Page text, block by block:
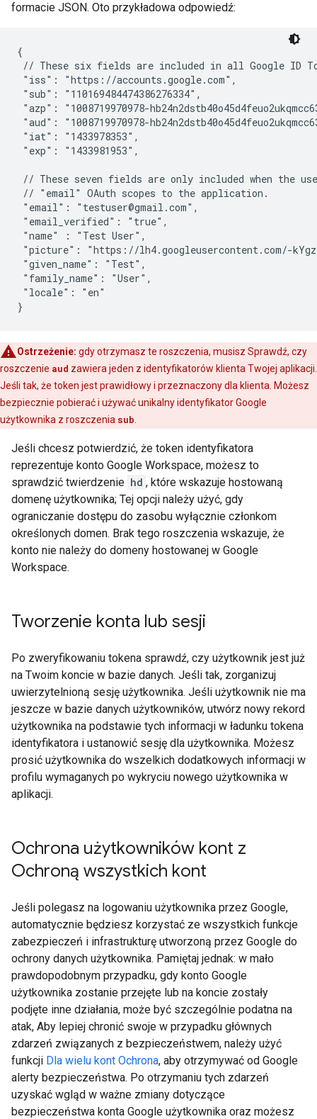
formacie JSON. Oto przykładowa odpowiedź:
{
// These six fields are included in all Google ID
"iss": "https://accounts.google.com",
"sub": "110169484474386276334",
"azp": "1008719970978-
"aud": "1008719970978-
"iat": "1433978353",
"exp": "1433981953",
// These seven fields are only included when the
// "email" OAuth scopes to the application.
"email": "testuser@gmail.com",
"email_verified": "true",
"name" : "Test User",
"picture": "https://lh4.googleusercontent.com/-
"given_name": "Test",
"family_name": "User",
"locale": "en"
}
Ostrzeżenie: gdy otrzymasz te roszczenia, musisz Sprawdź, czy
roszczenie aud zawiera jeden z identyfikatorów klienta Twojej aplikacji.
Jeśli tak, że token jest prawidłowy i przeznaczony dla klienta. Możesz
bezpiecznie pobierać i używać unikalny identyfikator Google
użytkownika z roszczenia sub
Jeśli chcesz potwierdzić, że token identyfikatora
reprezentuje konto Google Workspace, możesz to
sprawdzić twierdzenie hd , które wskazuje hostowaną
domenę użytkownika; Tej opcji należy użyć, gdy
ograniczanie dostępu do zasobu wyłącznie członkom
określonych domen. Brak tego roszczenia wskazuje, że
konto nie należy do domeny hostowanej w Google
Workspace.
Tworzenie konta lub sesji
Po zweryfikowaniu tokena sprawdź, czy użytkownik jest już
na Twoim koncie w bazie danych. Jeśli tak, zorganizuj
uwierzytelnioną sesję użytkownika. Jeśli użytkownik nie ma
jeszcze w bazie danych użytkowników, utwórz nowy rekord
użytkownika na podstawie tych informacji w ładunku tokena
identyfikatora i ustanowić sesję dla użytkownika. Możesz
prosić użytkownika do wszelkich dodatkowych informacji w
profilu wymaganych po wykryciu nowego użytkownika w
aplikacji.
Ochrona użytkowników kont z
Ochroną wszystkich kont
Jeśli polegasz na logowaniu użytkownika przez Google,
automatycznie będziesz korzystać ze wszystkich funkcje
zabezpieczeń i infrastrukturę utworzoną przez Google do
ochrony danych użytkownika. Pamiętaj jednak: w mało
prawdopodobnym przypadku, gdy konto Google
użytkownika zostanie przejęte lub na koncie zostały
podjęte inne działania, może być szczególnie podatna na
atak, Aby lepiej chronić swoje w przypadku głównych
zdarzeń związanych z bezpieczeństwem, należy użyć
funkcji Dla wielu kont Ochrona, aby otrzymywać od Google
alerty bezpieczeństwa. Po otrzymaniu tych zdarzeń
uzyskać wgląd w ważne zmiany dotyczące
bezpieczeństwa konta Google użytkownika oraz możesz